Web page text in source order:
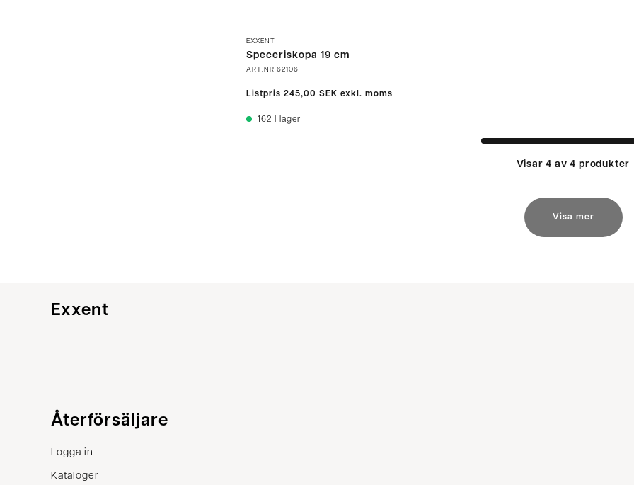
EXXENT
Speceriskopa 19 cm
ART.NR 62106
Listpris 245,00 SEK exkl. moms
162 I lager
Visar 4 av 4 produkter
Visa mer
Exxent
Kundservice
Kontakta oss
Villkor
Återförsäljare
Logga in
Kataloger